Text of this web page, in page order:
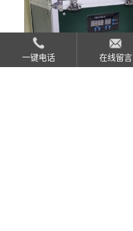
一键电话 在线留言